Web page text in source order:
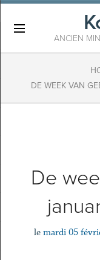
ANCIEN
DE WEEK VAN
De
le mardi 05